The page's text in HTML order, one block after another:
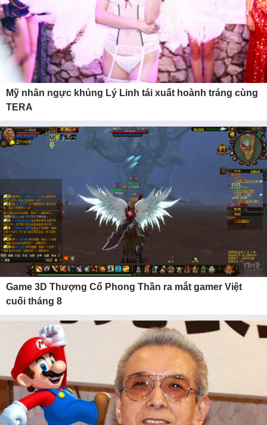
Mỹ nhân ngực khủng Lý Linh tái xuất hoành tráng cùng
TERA
Game 3D Thượng Cổ Phong Thần ra mắt gamer Việt
cuối tháng 8